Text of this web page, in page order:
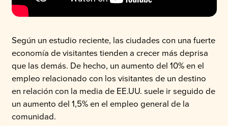
Según un estudio reciente, las ciudades con una fuerte
economía de visitantes tienden a crecer más deprisa
que las demás. De hecho, un aumento del 10% en el
empleo relacionado con los visitantes de un destino
en relación con la media de EE.UU. suele ir seguido de
un aumento del 1,5% en el empleo general de la
comunidad.